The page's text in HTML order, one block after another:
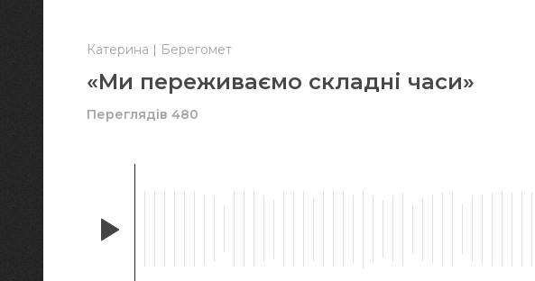
Катерина | Берегомет
«Ми переживаємо складні часи»
Переглядів 480